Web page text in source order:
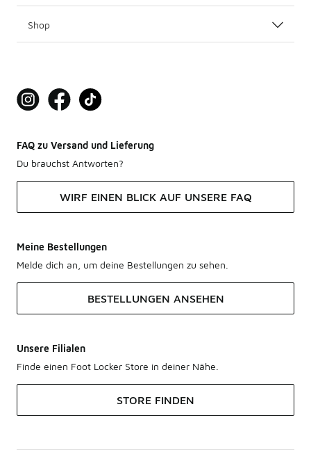
Shop
FAQ zu Versand und Lieferung
Du brauchst Antworten?
WIRF EINEN BLICK AUF UNSERE FAQ
Meine Bestellungen
Melde dich an, um deine Bestellungen zu sehen.
BESTELLUNGEN ANSEHEN
Unsere Filialen
Finde einen Foot Locker Store in deiner Nähe.
STORE FINDEN